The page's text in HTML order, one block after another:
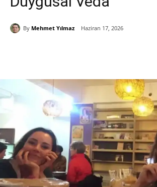
By Mehmet Yılmaz Haziran 17, 2026